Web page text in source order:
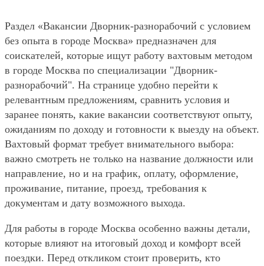
Раздел «Вакансии Дворник-разнорабочий с условием
без опыта в городе Москва» предназначен для
соискателей, которые ищут работу вахтовым методом
в городе Москва по специализации "Дворник-
разнорабочий". На странице удобно перейти к
релевантным предложениям, сравнить условия и
заранее понять, какие вакансии соответствуют опыту,
ожиданиям по доходу и готовности к выезду на объект.
Вахтовый формат требует внимательного выбора:
важно смотреть не только на название должности или
направление, но и на график, оплату, оформление,
проживание, питание, проезд, требования к
документам и дату возможного выхода.
Для работы в городе Москва особенно важны детали,
которые влияют на итоговый доход и комфорт всей
поездки. Перед откликом стоит проверить, кто